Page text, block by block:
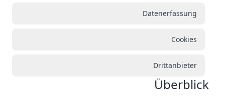
Datenerfassung
Cookies
Drittanbieter
Überblick